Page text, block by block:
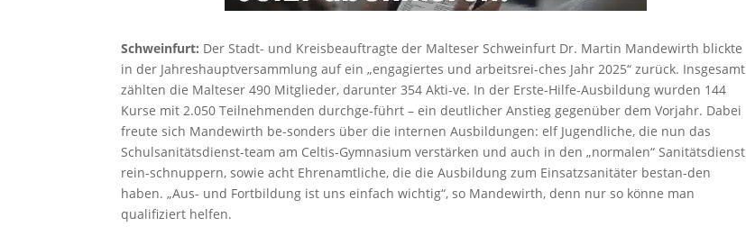
Schweinfurt: Der Stadt- und Kreisbeauftragte der Malteser Schweinfurt Dr. Martin Mandewirth blickte
in der Jahreshauptversammlung auf ein „engagiertes und arbeitsrei-ches Jahr 2025“ zurück. Insgesamt
zählten die Malteser 490 Mitglieder, darunter 354 Akti-ve. In der Erste-Hilfe-Ausbildung wurden 144
Kurse mit 2.050 Teilnehmenden durchge-führt – ein deutlicher Anstieg gegenüber dem Vorjahr. Dabei
freute sich Mandewirth be-sonders über die internen Ausbildungen: elf Jugendliche, die nun das
Schulsanitätsdienst-team am Celtis-Gymnasium verstärken und auch in den „normalen“ Sanitätsdienst
rein-schnuppern, sowie acht Ehrenamtliche, die die Ausbildung zum Einsatzsanitäter bestan-den
haben. „Aus- und Fortbildung ist uns einfach wichtig“, so Mandewirth, denn nur so könne man
qualifiziert helfen.